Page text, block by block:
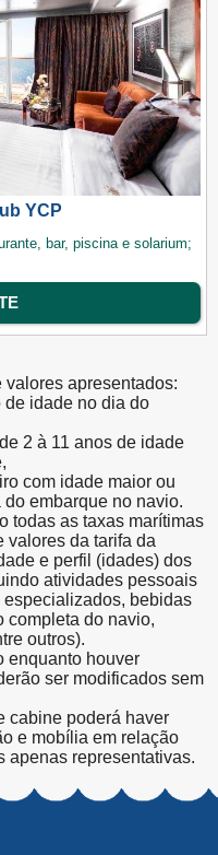
YCP
bar, piscina e solarium;
apresentados:
de idade no dia do
2 à 11 anos de idade
com idade maior ou
embarque no navio.
todas as taxas marítimas
valores da tarifa da
e perfil (idades) dos
atividades pessoais
bebidas
completa do navio,
outros).
enquanto houver
ser modificados sem
cabine poderá haver
e mobília em relação
apenas representativas.